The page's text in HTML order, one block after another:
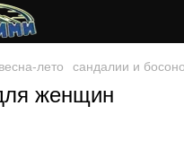
лето сандалии и
женщин